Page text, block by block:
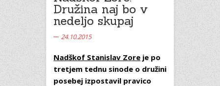
Družina naj bo v
nedeljo skupaj
24.10.2015
Nadškof Stanislav Zore je po
tretjem tednu sinode o družini
posebej izpostavil pravico